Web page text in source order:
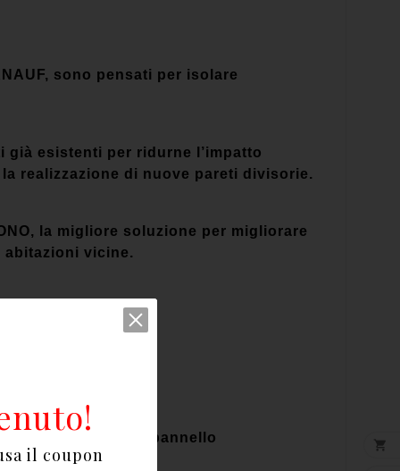
sono pensati per isolare
già esistenti per ridurne l’impatto
realizzazione di nuove pareti divisorie.
la migliore soluzione per migliorare
abitazioni vicine.
con un pannello

il coupon